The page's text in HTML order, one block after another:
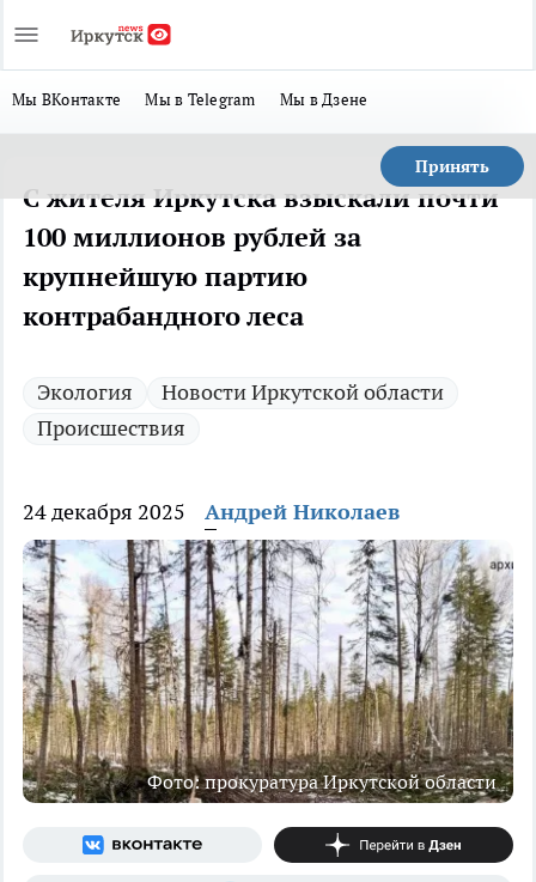
Мы ВКонтакте Мы в Telegram Мы в Дзене
Принять
С жителя Иркутска взыскали почти
100 миллионов рублей за
крупнейшую партию
контрабандного леса
Экология
Новости Иркутской области
Происшествия
24 декабря 2025 Андрей Николаев
Фото: прокуратура Иркутской области